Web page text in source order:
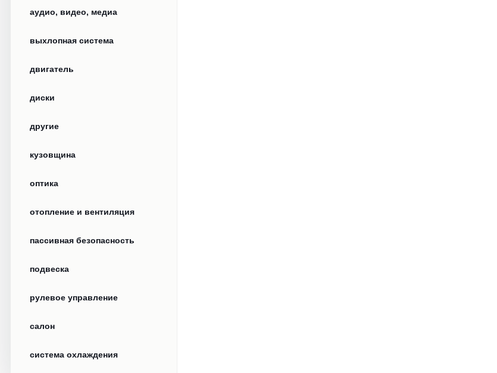
аудио, видео, медиа
выхлопная система
двигатель
диски
другие
кузовщина
оптика
отопление и вентиляция
пассивная безопасность
подвеска
рулевое управление
салон
система охлаждения